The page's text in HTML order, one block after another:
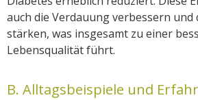
auch die Verdauung verbessern und
stärken, was insgesamt zu einer
Lebensqualität führt.
B. Alltagsbeispiele und